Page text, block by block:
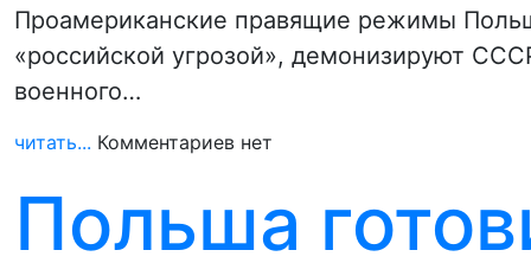
Проамериканские правящие режимы
«российской угрозой», демонизируют
военного…
читать... Комментариев нет
Польша